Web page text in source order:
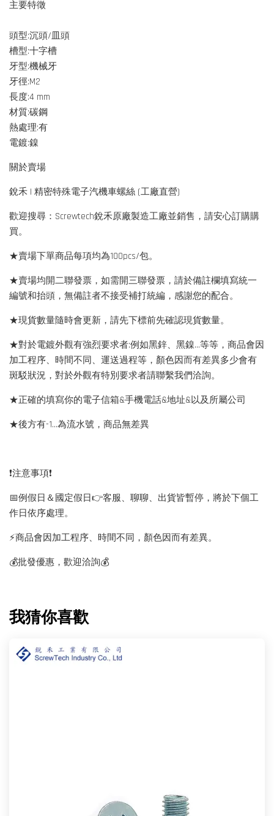
主要特徵
頭型:沉頭/皿頭
槽型:十字槽
牙型:機械牙
牙徑:M2
長度:4 mm
材質:碳鋼
熱處理:有
電鍍:鎳
關於賣場
銳禾 | 精密特殊電子汽機車螺絲 (工廠直營)
歡迎搜尋：Screwtech銳禾原廠製造工廠並銷售，請安心訂購購
買。
★賣場下單商品每項均為100pcs/包。
★賣場均開二聯發票，如需開三聯發票，請於備註欄填寫統一
編號和抬頭，無備註者不接受補打統編，感謝您的配合。
★現貨數量隨時會更新，請先下標前先確認現貨數量。
★對於電鍍外觀有強烈要求者:例如黑鋅、黑鎳...等等，商品會因
加工程序、時間不同、運送過程等，顏色因而有差異多少會有
斑駁狀況，對於外觀有特別要求者請聯繫我們洽詢。
★正確的填寫你的電子信箱&手機電話&地址&以及所屬公司
★後方有-1…為流水號，商品無差異
❗️注意事項❗️
📅例假日＆國定假日👉客服、聊聊、出貨皆暫停，將於下個工
作日依序處理。
⚡️商品會因加工程序、時間不同，顏色因而有差異。
💰批發優惠，歡迎洽詢💰
我猜你喜歡